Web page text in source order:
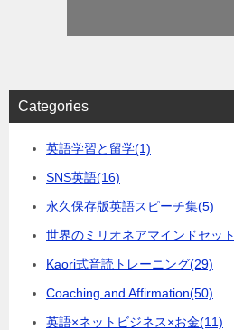
Categories
英語学習と留学(1)
SNS英語(16)
永久保存版英語スピーチ集(5)
世界のミリオネアマインドセット
Kaori式音読トレーニング(29)
Coaching and Affirmation(50)
英語×ネットビジネス×お金(11)